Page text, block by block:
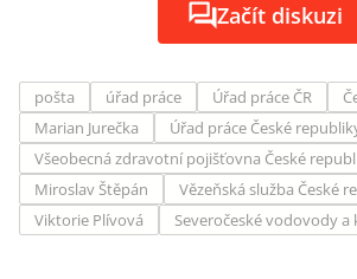
Začít diskuzi
pošta úřad práce Úřad práce ČR
Marian Jurečka
Úřad práce České
Všeobecná zdravotní pojišťovna České
Miroslav Štěpán
Vězeňská služba České
Viktorie Plívová
Severočeské vodovody a